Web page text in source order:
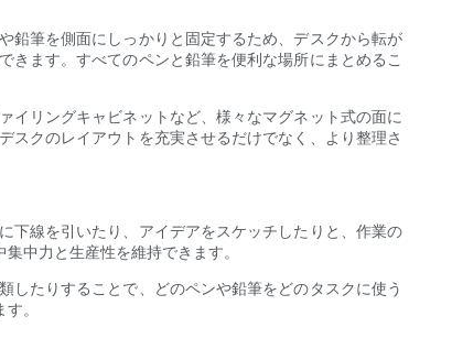
鉛筆を側面にしっかりと固定するため、デスクから転が
ます。すべてのペンと鉛筆を便利な場所にまとめるこ
イリングキャビネットなど、様々なマグネット式の面に
クのレイアウトを充実させるだけでなく、より整理さ
下線を引いたり、アイデアをスケッチしたりと、作業の
中力と生産性を維持できます。
たりすることで、どのペンや鉛筆をどのタスクに使う
。